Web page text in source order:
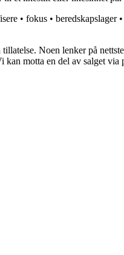
• fokus • beredskapslager•
Noen lenker på
motta en del av salget